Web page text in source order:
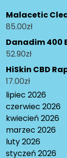
Malacetic
85.00zł
Danadim 400
52.90zł
HiSkin CBD
17.00zł
lipiec 2026
czerwiec 2026
kwiecień 2026
marzec 2026
luty 2026
styczeń 2026